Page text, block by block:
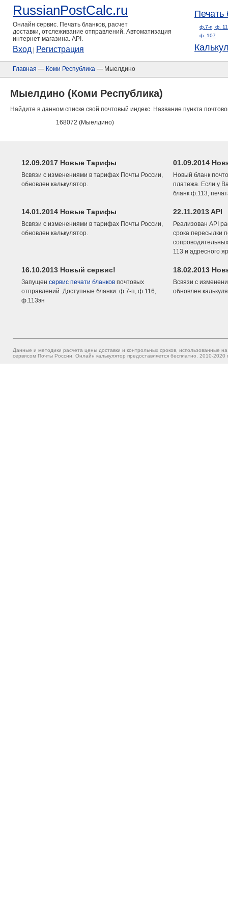
RussianPostCalc.ru
Онлайн сервис. Печать бланков, расчет
доставки, отслеживание отправлений. Автоматизация
интернет магазина. API.
Вход Регистрация
Печать
ф.7-п, ф.
ф. 107
Главная — Коми Республика — Мыелдино
Мыелдино (Коми Республика)
Найдите в данном списке свой почтовый индекс. Название пункта
168072 (Мыелдино)
12.09.2017 Новые Тарифы
Всвязи с изменениями в тарифах Почты России,
обновлен калькулятор.
01.09.2014
Новый бланк
платежа. Если у
бланк ф.113,
14.01.2014 Новые Тарифы
Всвязи с изменениями в тарифах Почты России,
обновлен калькулятор.
22.11.2013 API
Реализован API
срока пересылки
113 и адресного
16.10.2013 Новый сервис!
Запущен сервис печати бланков почтовых
отправлений. Доступные бланки: ф.7-п, ф.116,
ф.113эн
18.02.2013
Всвязи с
обновлен
Данные и методики расчета цены доставки и контрольных сроков, использованные
сервисом Почты России. Онлайн калькулятор предоставляется бесплатно. 2010-2020